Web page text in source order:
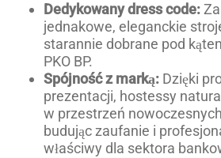
Dedykowany dress code:
jednakowe, eleganckie
starannie dobrane pod
PKO BP.
Spójność z marką: Dzięki
prezentacji, hostessy
w przestrzeń
budując zaufanie i
właściwy dla sektora